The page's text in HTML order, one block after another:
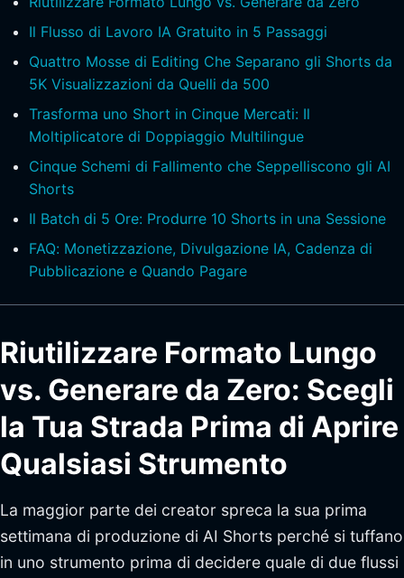
Il Flusso di Lavoro IA Gratuito in 5 Passaggi
Quattro Mosse di Editing Che Separano gli Shorts da
5K Visualizzazioni da Quelli da 500
Trasforma uno Short in Cinque Mercati: Il
Moltiplicatore di Doppiaggio Multilingue
Cinque Schemi di Fallimento che Seppelliscono gli AI
Shorts
Il Batch di 5 Ore: Produrre 10 Shorts in una Sessione
FAQ: Monetizzazione, Divulgazione IA, Cadenza di
Pubblicazione e Quando Pagare
Riutilizzare Formato Lungo
vs. Generare da Zero: Scegli
la Tua Strada Prima di Aprire
Qualsiasi Strumento
La maggior parte dei creator spreca la sua prima
settimana di produzione di AI Shorts perché si tuffano
in uno strumento prima di decidere quale di due flussi